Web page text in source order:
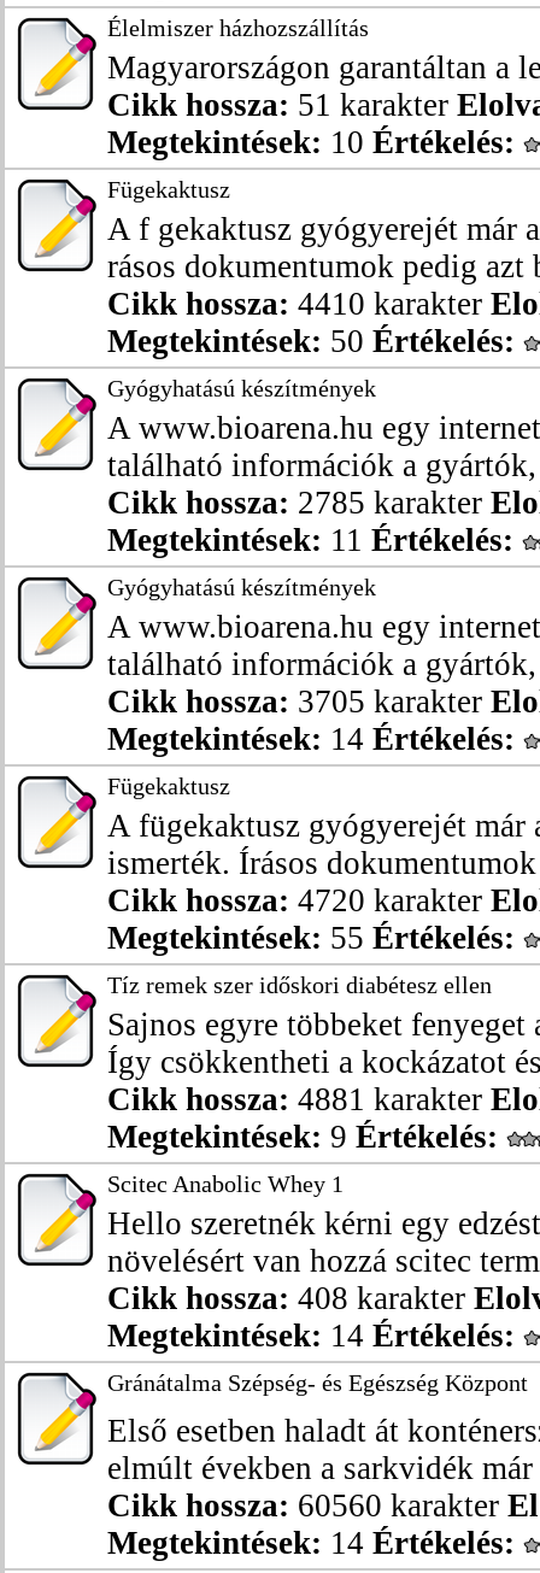
Élelmiszer házhozszállítás
Magyarországon garantáltan a
Cikk hossza: 51 karakter
Megtekintések: 10 Értékelés:
Fügekaktusz
A f gekaktusz gyógyerejét már
rásos dokumentumok pedig azt
Cikk hossza: 4410 karakter
Megtekintések: 50 Értékelés:
Gyógyhatású készítmények
A www.bioarena.hu egy
található információk a
Cikk hossza: 2785 karakter
Megtekintések: 11 Értékelés:
Gyógyhatású készítmények
A www.bioarena.hu egy
található információk a
Cikk hossza: 3705 karakter
Megtekintések: 14 Értékelés:
Fügekaktusz
A fügekaktusz gyógyerejét már
ismerték. Írásos
Cikk hossza: 4720 karakter
Megtekintések: 55 Értékelés:
Tíz remek szer időskori diabétesz ellen
Sajnos egyre többeket
Így csökkentheti a kockázatot
Cikk hossza: 4881 karakter
Megtekintések: 9 Értékelés:
Scitec Anabolic Whey 1
Hello szeretnék kérni egy
növelésért van hozzá scitec
Cikk hossza: 408 karakter
Megtekintések: 14 Értékelés:
Gránátalma Szépség- és Egészség Központ
Első esetben haladt át
elmúlt években a sarkvidék
Cikk hossza: 60560 karakter
Megtekintések: 14 Értékelés: